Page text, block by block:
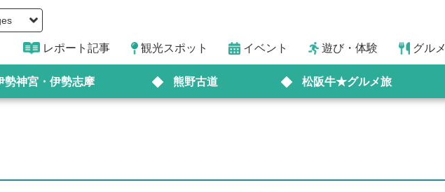
レポート記事 観光スポット イベント 遊び・体験 グルメ
勢神宮・伊勢志摩 熊野古道 松阪牛★グルメ旅